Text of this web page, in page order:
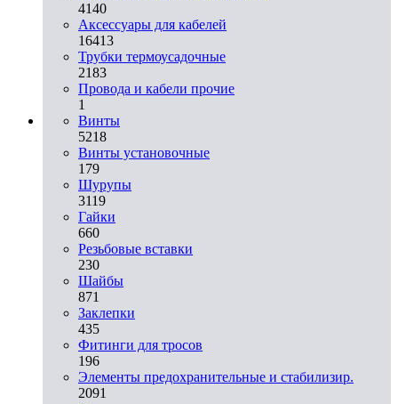
4140
Аксессуары для кабелей
16413
Трубки термоусадочные
2183
Провода и кабели прочие
1
Винты
5218
Винты установочные
179
Шурупы
3119
Гайки
660
Резьбовые вставки
230
Шайбы
871
Заклепки
435
Фитинги для тросов
196
Элементы предохранительные и стабилизир.
2091